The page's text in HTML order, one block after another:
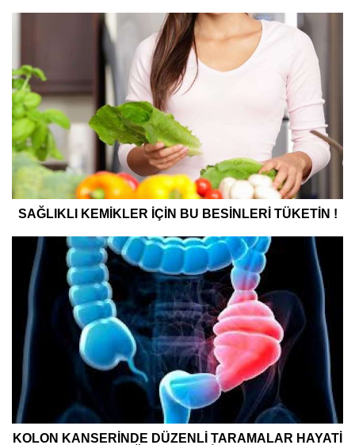
SAĞLIKLI KEMİKLER İÇİN BU BESİNLERİ TÜKETİN !
KOLON KANSERİNDE DÜZENLİ TARAMALAR HAYATİ